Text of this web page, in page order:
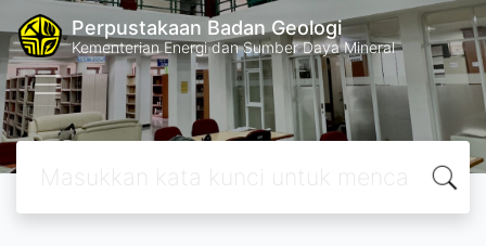
Perpustakaan Badan Geologi
Kementerian Energi dan Sumber Daya Mineral